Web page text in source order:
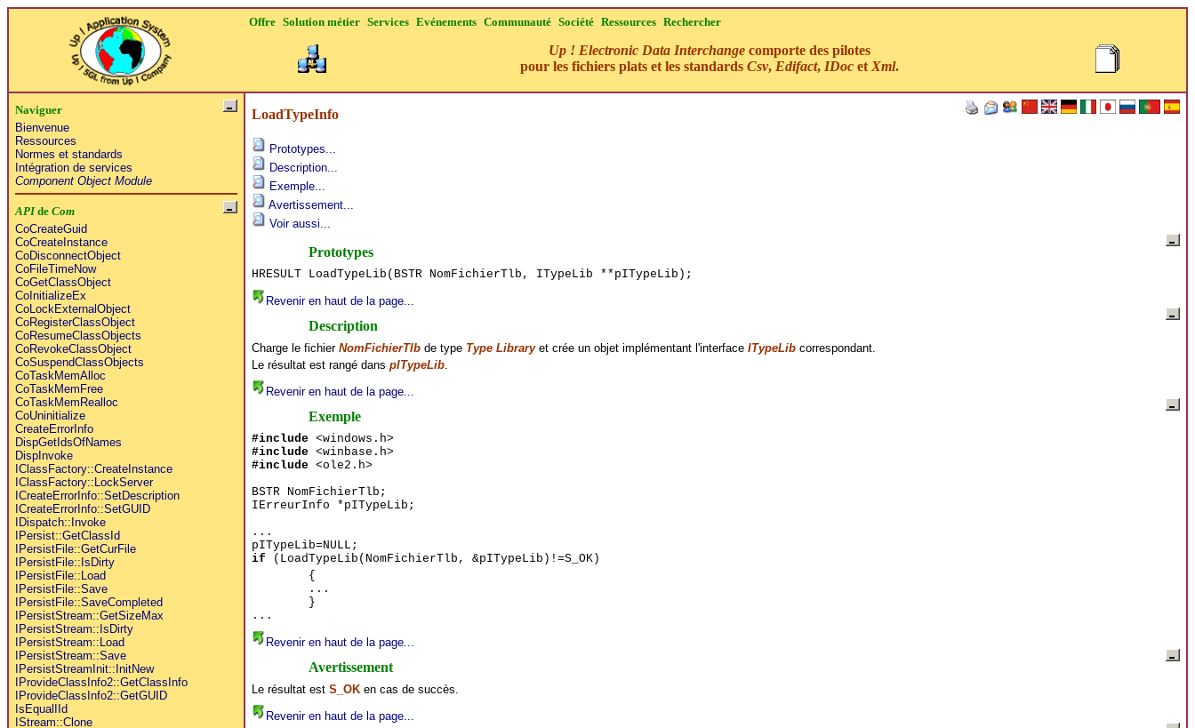
Offre Solution métier Services Evénements Communauté Société Ressources Rechercher
Up ! Electronic Data Interchangecomporte des pilotes
pour les fichiers plats et les standards Csv, Edifact, IDocet Xml.
Naviguer
Bienvenue
Ressources
Normes et standards
Intégration de services
Component Object Module
APIde Com
CoCreateGuid
CoCreateInstance
CoDisconnectObject
CoFileTimeNow
CoGetClassObject
CoInitializeEx
CoLockExternalObject
CoRegisterClassObject
CoResumeClassObjects
CoRevokeClassObject
CoSuspendClassObjects
CoTaskMemAlloc
CoTaskMemFree
CoTaskMemRealloc
CoUninitialize
CreateErrorInfo
DispGetIdsOfNames
DispInvoke
IClassFactory::CreateInstance
IClassFactory::LockServer
ICreateErrorInfo::SetDescription
ICreateErrorInfo::SetGUID
IDispatch::Invoke
IPersist::GetClassId
IPersistFile::GetCurFile
IPersistFile::IsDirty
IPersistFile::Load
IPersistFile::Save
IPersistFile::SaveCompleted
IPersistStream::GetSizeMax
IPersistStream::IsDirty
IPersistStream::Load
IPersistStream::Save
IPersistStreamInit::InitNew
IProvideClassInfo2::GetClassInfo
IProvideClassInfo2::GetGUID
IsEqualIId
IStream::Clone
LoadTypeInfo
Prototypes...
Description...
Exemple...
Avertissement...
Voir aussi...
Prototypes
HRESULT LoadTypeLib(BSTR NomFichierTlb, ITypeLib **pITypeLib);
Revenir en haut de la page...
Description
Charge le fichier NomFichierTlbde type Type Libraryet crée un objet implémentant l'interface ITypeLibcorrespondant.
Le résultat est rangé dans pITypeLib.
Revenir en haut de la page...
Exemple
#include<windows.h>
#include<winbase.h>
#include<ole2.h>
BSTR NomFichierTlb;
IErreurInfo *pITypeLib;
...
pITypeLib=NULL;
if(LoadTypeLib(NomFichierTlb, &pITypeLib)!=S_OK)
{
...
}
...
Revenir en haut de la page...
Avertissement
Le résultat est S_OKen cas de succès.
Revenir en haut de la page...